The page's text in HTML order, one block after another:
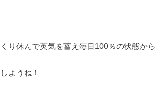
り休んで英気を蓄え毎日100％の状態から
ようね！